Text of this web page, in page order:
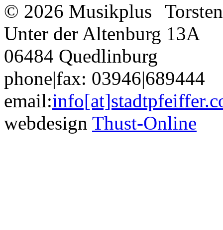
© 2026 Musikplus
Unter der Altenburg 13A
06484 Quedlinburg
phone|fax: 03946|689444
email:
webdesign Thust-Online